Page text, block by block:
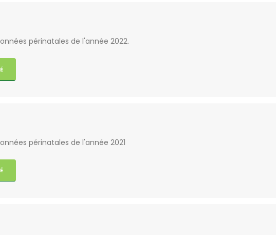
périnatales de l'année 2022.
périnatales de l'année 2021